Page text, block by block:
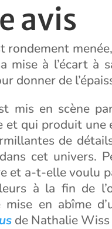
avis
rondement
mise à l’écart à
donner de
mis en scène
et qui produit une
de
cet univers.
et a-t-elle voulu
à la fin de
mise en abîme
de Nathalie